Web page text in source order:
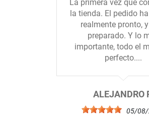
La primera vez que
la tienda. El pedido
realmente pronto,
preparado. Y lo
importante, todo el
perfecto....
ALEJANDRO
05/08/